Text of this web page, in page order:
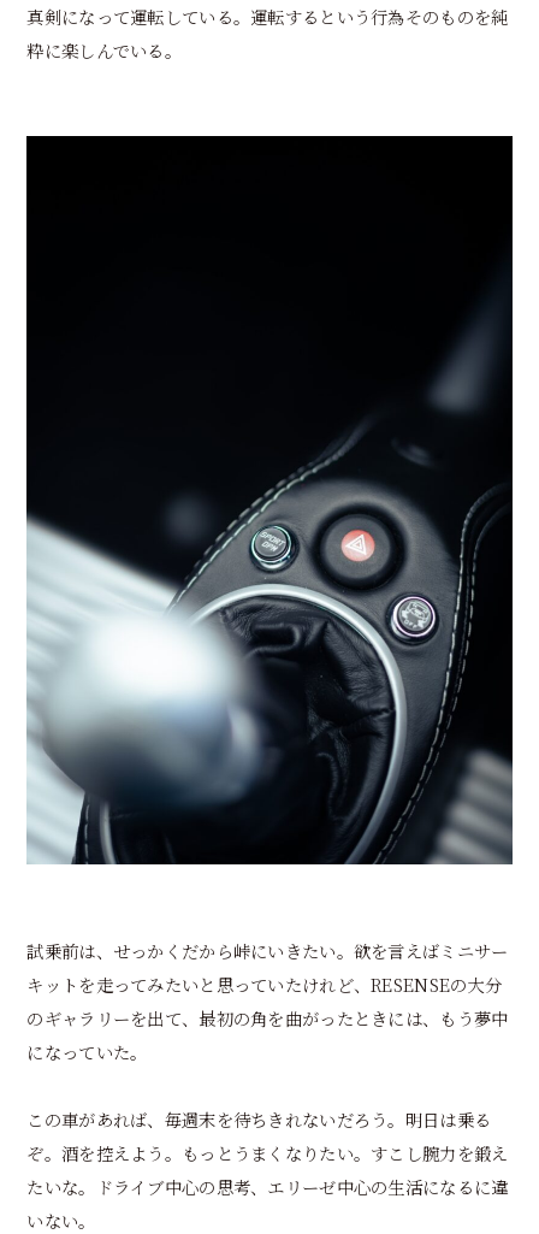
真剣になって運転している。運転するという行為そのものを純
粋に楽しんでいる。
試乗前は、せっかくだから峠にいきたい。欲を言えばミニサー
キットを走ってみたいと思っていたけれど、RESENSEの大分
のギャラリーを出て、最初の角を曲がったときには、もう夢中
になっていた。
この車があれば、毎週末を待ちきれないだろう。明日は乗る
ぞ。酒を控えよう。もっとうまくなりたい。すこし腕力を鍛え
たいな。ドライブ中心の思考、エリーゼ中心の生活になるに違
いない。